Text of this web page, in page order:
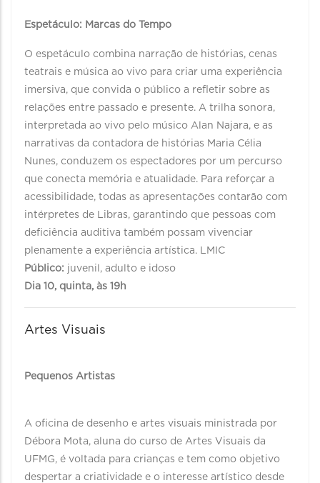
Espetáculo: Marcas do Tempo
O espetáculo combina narração de histórias, cenas
teatrais e música ao vivo para criar uma experiência
imersiva, que convida o público a refletir sobre as
relações entre passado e presente. A trilha sonora,
interpretada ao vivo pelo músico Alan Najara, e as
narrativas da contadora de histórias Maria Célia
Nunes, conduzem os espectadores por um percurso
que conecta memória e atualidade. Para reforçar a
acessibilidade, todas as apresentações contarão com
intérpretes de Libras, garantindo que pessoas com
deficiência auditiva também possam vivenciar
plenamente a experiência artística. LMIC
Público: juvenil, adulto e idoso
Dia 10, quinta, às 19h
Artes Visuais
Pequenos Artistas
A oficina de desenho e artes visuais ministrada por
Débora Mota, aluna do curso de Artes Visuais da
UFMG, é voltada para crianças e tem como objetivo
despertar a criatividade e o interesse artístico desde